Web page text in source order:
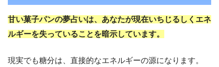
甘い菓子パンの夢占いは、あなたが現在いちじるしくエネ
ルギーを失っていることを暗示しています。
現実でも糖分は、直接的なエネルギーの源になります。